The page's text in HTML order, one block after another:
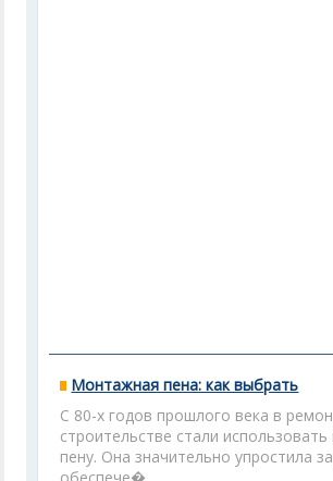
Монтажная пена: как выбрать
С 80-х годов прошлого века в
строительстве стали
пену. Она значительно упростила